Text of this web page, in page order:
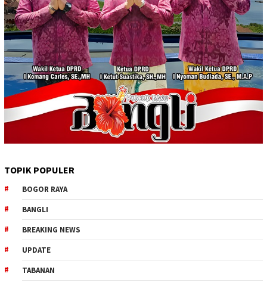
TOPIK POPULER
BOGOR RAYA
BANGLI
BREAKING NEWS
UPDATE
TABANAN